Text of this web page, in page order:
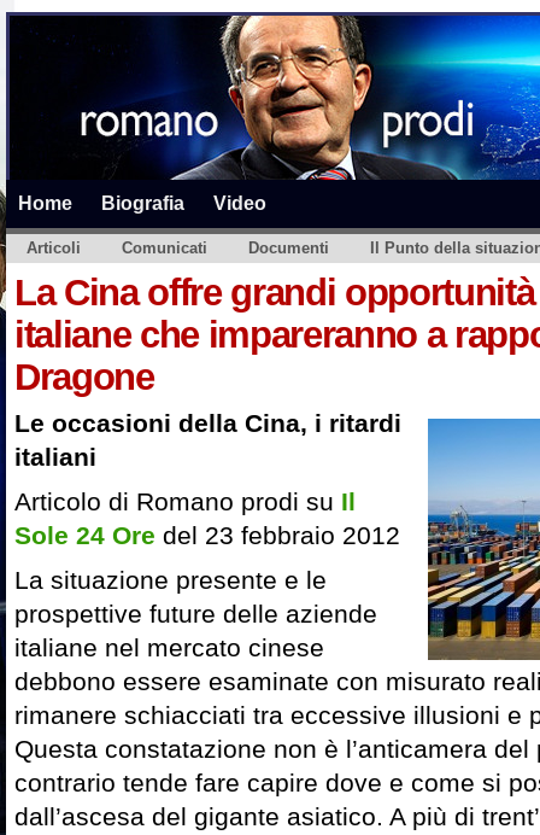
Home Biografia Video
Articoli Comunicati Documenti Il Punto della
La Cina offre grandi
italiane che impareranno a
Dragone
Le occasioni della Cina, i ritardi
italiani
Articolo di Romano prodi su Il
Sole 24 Ore del 23 febbraio 2012
La situazione presente e le
prospettive future delle aziende
italiane nel mercato cinese
debbono essere esaminate con misurato
rimanere schiacciati tra eccessive illusioni e
Questa constatazione non è l’anticamera
contrario tende fare capire dove e come si
dall’ascesa del gigante asiatico. A più di